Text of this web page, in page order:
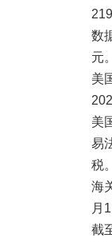
数
元。
美
美
易
税。
海
月
截